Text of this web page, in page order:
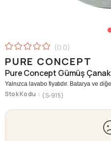
0.0
PURE CONCEPT
Pure Concept Gümüş
Yalnızca lavabo fiyatıdır. Batarya ve
Stok Kodu (S-915)